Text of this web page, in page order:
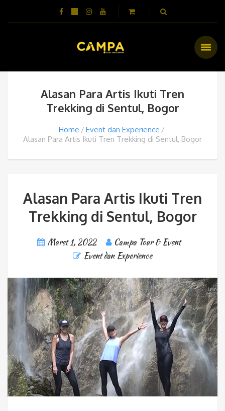
Alasan Para Artis Ikuti Tren
Trekking di Sentul, Bogor
Home
Event dan Experience
Alasan Para Artis Ikuti Tren Trekking di Sentul, Bogor
Alasan Para Artis Ikuti Tren
Trekking di Sentul, Bogor
Maret 1, 2022
Campa Tour & Event
Event dan Experience